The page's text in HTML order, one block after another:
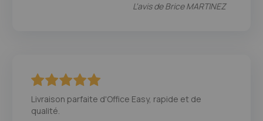
L'avis deBrice MARTINEZ
Livraison parfaite d'Office Easy, rapide et de
qualité.